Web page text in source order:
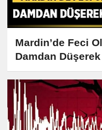
Mardin’de Feci
Damdan